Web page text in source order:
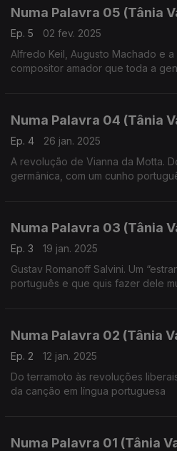
Numa Palavra 05 (Tânia
Ep. 5
02 fev. 2025
Alfredo Keil, Augusto Machado e
compositor amador que toda a
Numa Palavra 04 (Tânia
Ep. 4
26 jan. 2025
A revolução de Vianna da Motta.
germânica, com um cunho
Numa Palavra 03 (Tânia
Ep. 3
19 jan. 2025
Gustav Romanoff Salvini. Um
português e que quis fazer dele
Numa Palavra 02 (Tânia
Ep. 2
12 jan. 2025
Do terramoto às revoluções
da canção em língua portuguesa
Numa Palavra 01 (Tânia